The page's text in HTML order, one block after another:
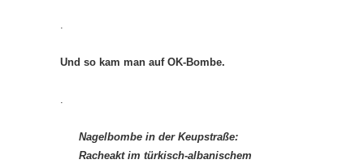
Und so kam man auf OK-Bombe.
Nagelbombe in der Keupstraße:
Racheakt im türkisch-albanischem